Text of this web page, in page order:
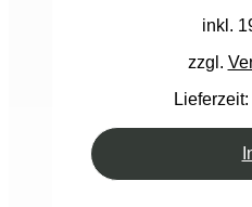
inkl.
zzgl.
Lieferzeit: